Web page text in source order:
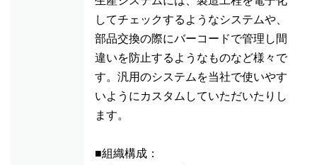
してチェックするようなシステムや、
部品交換の際にバーコードで管理し間
違いを防止するようなものなど様々で
す。汎用のシステムを当社で使いやす
いようにカスタムしていただいたりし
ます。
■組織構成：